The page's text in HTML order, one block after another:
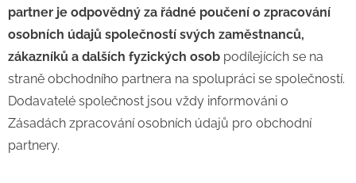
partner je odpovědný za řádné poučení o zpracování
osobních údajů společností svých zaměstnanců,
zákazníků a dalších fyzických osob podílejících se na
straně obchodního partnera na spolupráci se společností.
Dodavatelé společnost jsou vždy informováni o
Zásadách zpracování osobních údajů pro obchodní
partnery.